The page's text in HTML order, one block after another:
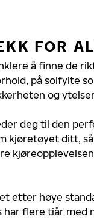
FOR
å finne de
på solfylte
og
deg til den
kjøretøyet ditt,
etter høye
har flere tiår med